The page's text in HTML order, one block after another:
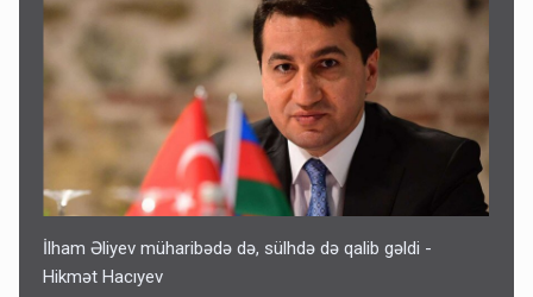
İlham Əliyev müharibədə də, sülhdə də qalib gəldi -
Hikmət Hacıyev